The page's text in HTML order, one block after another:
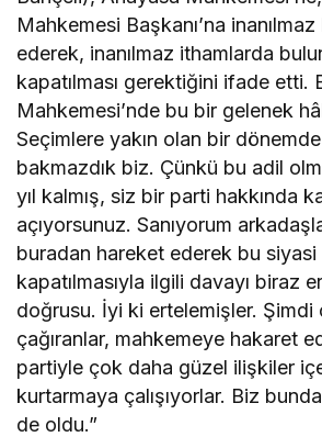
Mahkemesi Başkanı’na
ederek, inanılmaz ithamlarda
kapatılması gerektiğini ifade etti.
Mahkemesi’nde bu bir gelenek
Seçimlere yakın olan bir
bakmazdık biz. Çünkü bu adil
yıl kalmış, siz bir parti hakkında
açıyorsunuz. Sanıyorum
buradan hareket ederek bu siyasi
kapatılmasıyla ilgili davayı biraz
doğrusu. İyi ki ertelemişler. Şimdi
çağıranlar, mahkemeye hakaret
partiyle çok daha güzel ilişkiler
kurtarmaya çalışıyorlar. Biz
de oldu.”